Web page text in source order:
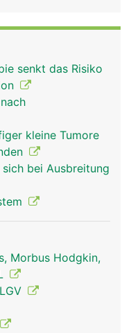
normalerweise
Lymphknoten
ab und
Stoffe (z.B.
teilweise
wenn sie
In den
Teil der
gebildet,
durch das Blut-
und der
wird in
senkt das Risiko
kleine Tumore
bei Ausbreitung
Morbus Hodgkin,